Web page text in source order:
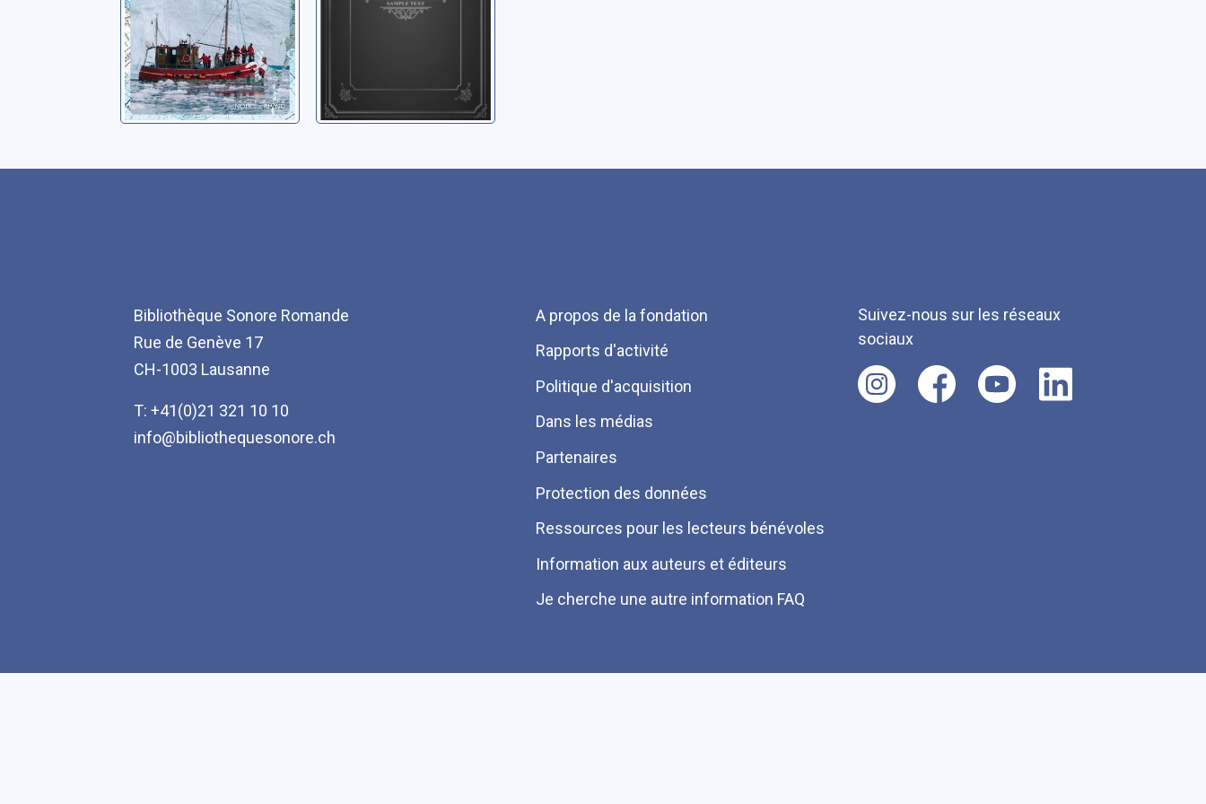
Bibliothèque Sonore Romande
Rue de Genève 17
CH-1003 Lausanne
T: +41(0)21 321 10 10
info@bibliothequesonore.ch
Menu
Pied
de
page
A propos de la fondation
Rapports d'activité
Politique d'acquisition
Dans les médias
Partenaires
Protection des données
Ressources pour les lecteurs bénévoles
Information aux auteurs et éditeurs
Je cherche une autre information FAQ
Suivez-nous sur les réseaux
sociaux